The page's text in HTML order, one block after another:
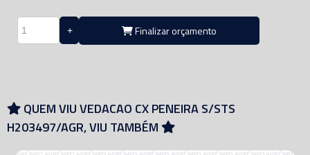
Finalizar orçamento
QUEM VIU VEDACAO CX PENEIRA S/STS
H203497/AGR, VIU TAMBÉM